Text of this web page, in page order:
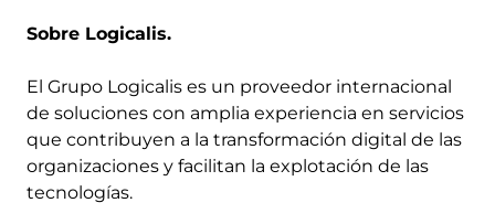
Sobre Logicalis.
El Grupo Logicalis es un proveedor internacional
de soluciones con amplia experiencia en servicios
que contribuyen a la transformación digital de las
organizaciones y facilitan la explotación de las
tecnologías.